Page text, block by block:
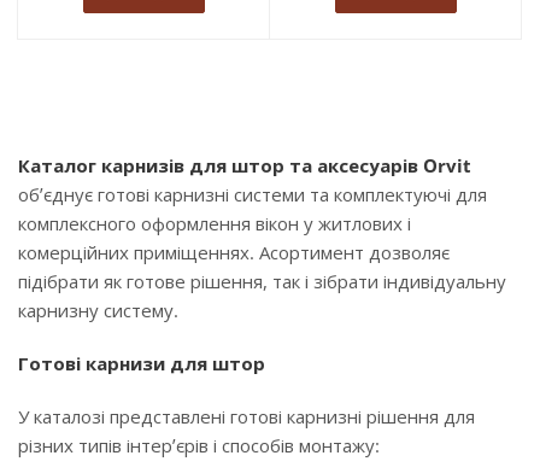
Каталог карнизів для штор та аксесуарів Orvit
об’єднує готові карнизні системи та комплектуючі для
комплексного оформлення вікон у житлових і
комерційних приміщеннях. Асортимент дозволяє
підібрати як готове рішення, так і зібрати індивідуальну
карнизну систему.
Готові карнизи для штор
У каталозі представлені готові карнизні рішення для
різних типів інтер’єрів і способів монтажу: